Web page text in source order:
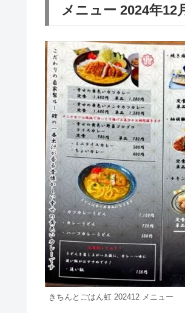
メニュー 2024年12
きちんとごはん虹 202412 メニュー